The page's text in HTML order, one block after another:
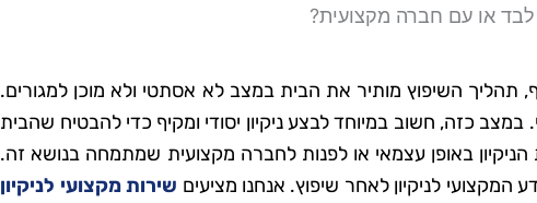
לבד או עם חברה מקצועית?
השיפוץ מותיר את הבית במצב לא אסתטי ולא מוכן למגורים.
במצב כזה, חשוב במיוחד לבצע ניקיון יסודי ומקיף כדי להבטיח שהבית
באופן עצמאי או לפנות לחברה מקצועית שמתמחה בנושא זה.
לניקיון לאחר שיפוץ. אנחנו מציעים שירות מקצועי לניקיון